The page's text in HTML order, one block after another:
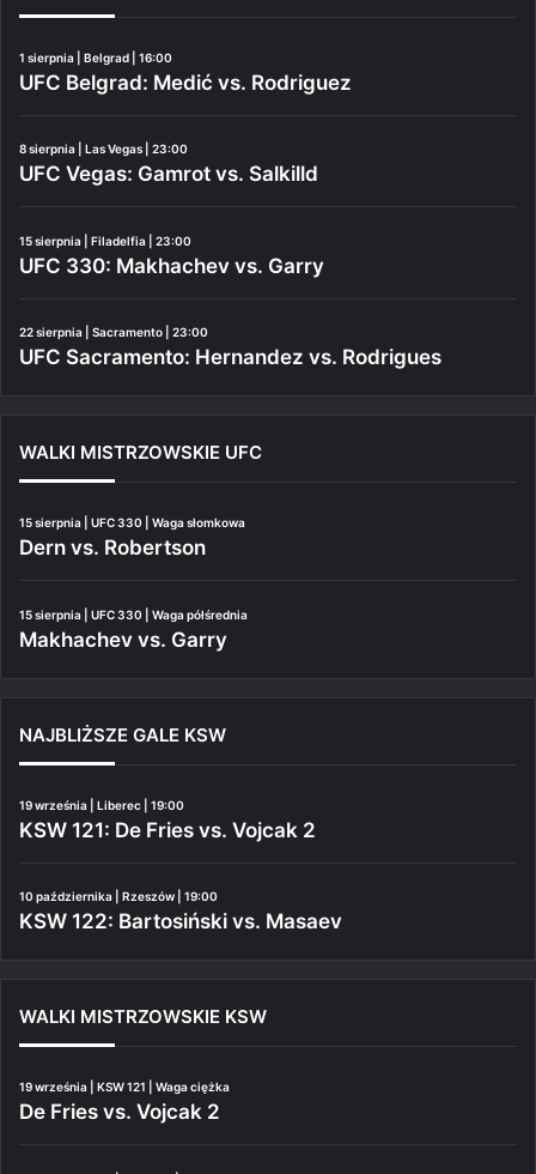
1 sierpnia | Belgrad | 16:00
UFC Belgrad: Medić vs. Rodriguez
8 sierpnia | Las Vegas | 23:00
UFC Vegas: Gamrot vs. Salkilld
15 sierpnia | Filadelfia | 23:00
UFC 330: Makhachev vs. Garry
22 sierpnia | Sacramento | 23:00
UFC Sacramento: Hernandez vs. Rodrigues
WALKI MISTRZOWSKIE UFC
15 sierpnia | UFC 330 | Waga słomkowa
Dern vs. Robertson
15 sierpnia | UFC 330 | Waga półśrednia
Makhachev vs. Garry
NAJBLIŻSZE GALE KSW
19 września | Liberec | 19:00
KSW 121: De Fries vs. Vojcak 2
10 października | Rzeszów | 19:00
KSW 122: Bartosiński vs. Masaev
WALKI MISTRZOWSKIE KSW
19 września | KSW 121 | Waga ciężka
De Fries vs. Vojcak 2